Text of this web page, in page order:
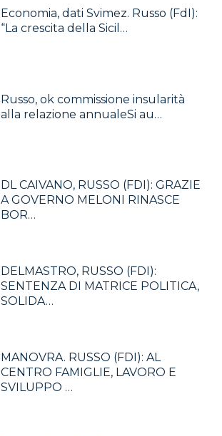
Economia, dati Svimez. Russo (FdI):
“La crescita della Sicil…
Russo, ok commissione insularità
alla relazione annualeSi au…
DL CAIVANO, RUSSO (FDI): GRAZIE
A GOVERNO MELONI RINASCE
BOR…
DELMASTRO, RUSSO (FDI):
SENTENZA DI MATRICE POLITICA,
SOLIDA…
MANOVRA. RUSSO (FDI): AL
CENTRO FAMIGLIE, LAVORO E
SVILUPPO …